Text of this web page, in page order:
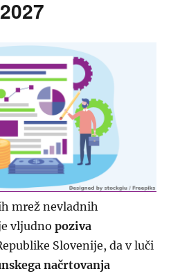
mrež nevladnih
vljudnopoziva
Slovenije, da v luči
načrtovanja